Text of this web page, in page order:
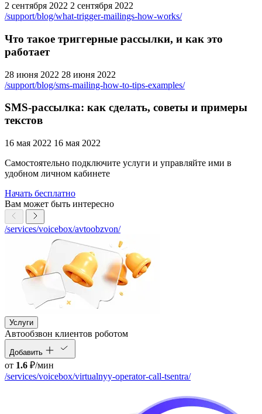
2 сентября 2022 2 сентября 2022
/support/blog/what-trigger-mailings-how-works/
Что такое триггерные рассылки, и как это
работает
28 июня 2022 28 июня 2022
/support/blog/sms-mailing-how-to-tips-examples/
SMS-рассылка: как сделать, советы и примеры
текстов
16 мая 2022 16 мая 2022
Самостоятельно подключите услуги и управляйте ими в
удобном личном кабинете
Начать бесплатно
Вам может быть интересно
/services/voicebox/avtoobzvon/
Услуги
Автообзвон клиентов роботом
Добавить
от 1.6 ₽/мин
/services/voicebox/virtualnyy-operator-call-tsentra/